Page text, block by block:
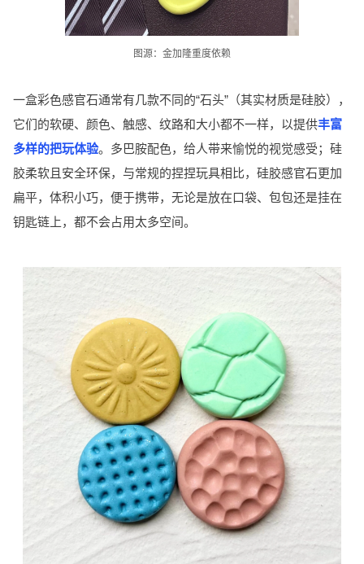
图源：金加隆重度依赖
一盒彩色感官石通常有几款不同的“石头”（其实材质是硅胶），
它们的软硬、颜色、触感、纹路和大小都不一样，以提供丰富
多样的把玩体验。多巴胺配色，给人带来愉悦的视觉感受；硅
胶柔软且安全环保，与常规的捏捏玩具相比，硅胶感官石更加
扁平，体积小巧，便于携带，无论是放在口袋、包包还是挂在
钥匙链上，都不会占用太多空间。